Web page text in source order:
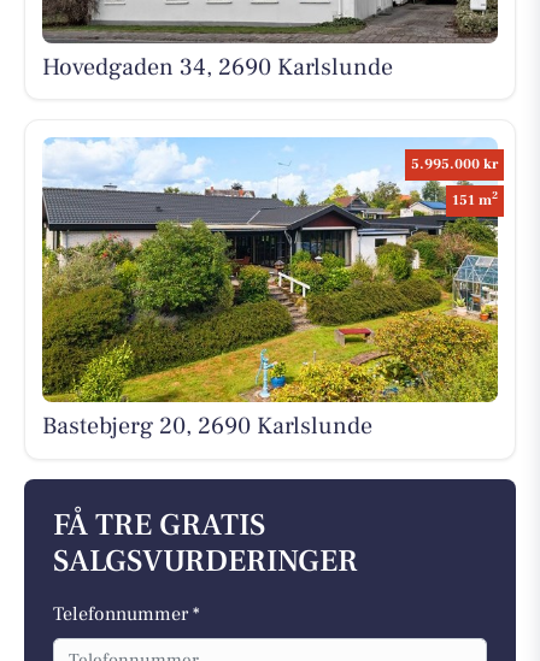
Hovedgaden 34, 2690 Karlslunde
5.995.000 kr
151 m2
Bastebjerg 20, 2690 Karlslunde
FÅ TRE GRATIS
SALGSVURDERINGER
Telefonnummer *